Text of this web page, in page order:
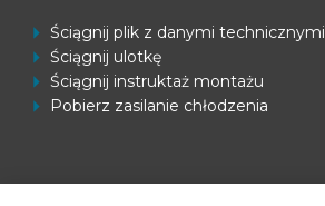
Ściągnij plik z danymi technicznymi
Ściągnij ulotkę
Ściągnij instruktaż montażu
Pobierz zasilanie chłodzenia